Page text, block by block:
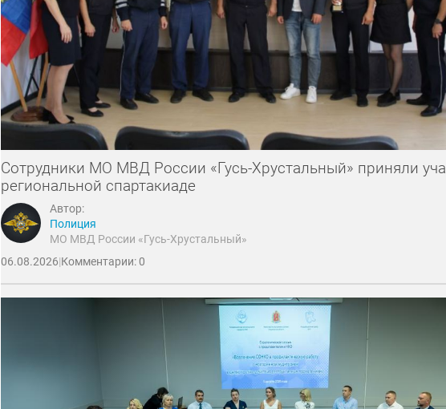
Сотрудники МО МВД России «Гусь-Хрустальный» приняли
региональной спартакиаде
Автор:
Полиция
МО МВД России «Гусь-Хрустальный»
06.08.2026|Комментарии: 0